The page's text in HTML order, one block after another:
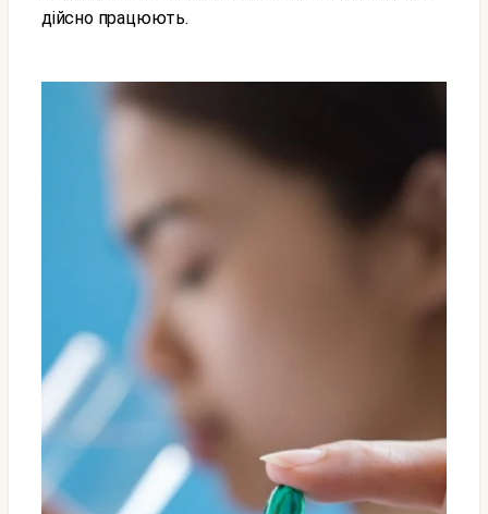
дійсно працюють.